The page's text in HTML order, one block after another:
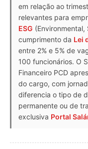
em relação ao
relevantes para
ESG
cumprimento da Lei
entre 2% e 5% de
100 funcionários. O
Financeiro PCD
do cargo, com
diferencia o tipo de
permanente ou de
exclusiva Portal